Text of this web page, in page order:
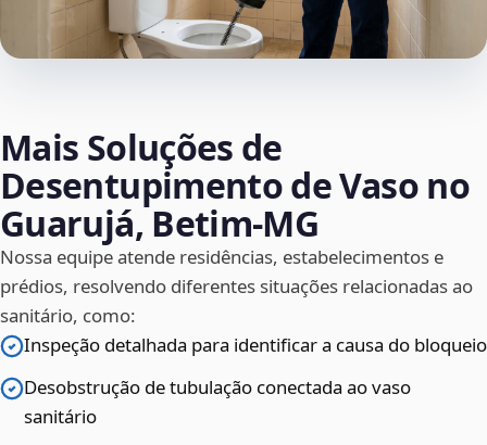
Mais Soluções de
Desentupimento de Vaso no
Guarujá, Betim‑MG
Nossa equipe atende residências, estabelecimentos e
prédios, resolvendo diferentes situações relacionadas ao
sanitário, como:
Inspeção detalhada para identificar a causa do bloqueio
Desobstrução de tubulação conectada ao vaso
sanitário